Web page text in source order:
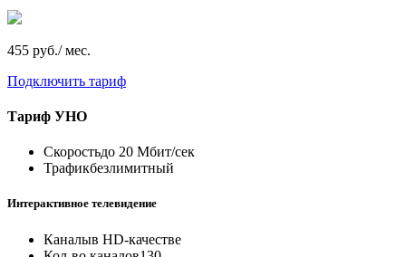
455 руб./ мес.
Подключить тариф
Тариф УНО
Скоростьдо 20 Мбит/сек
Трафикбезлимитный
Интерактивное телевидение
Каналыв HD-качестве